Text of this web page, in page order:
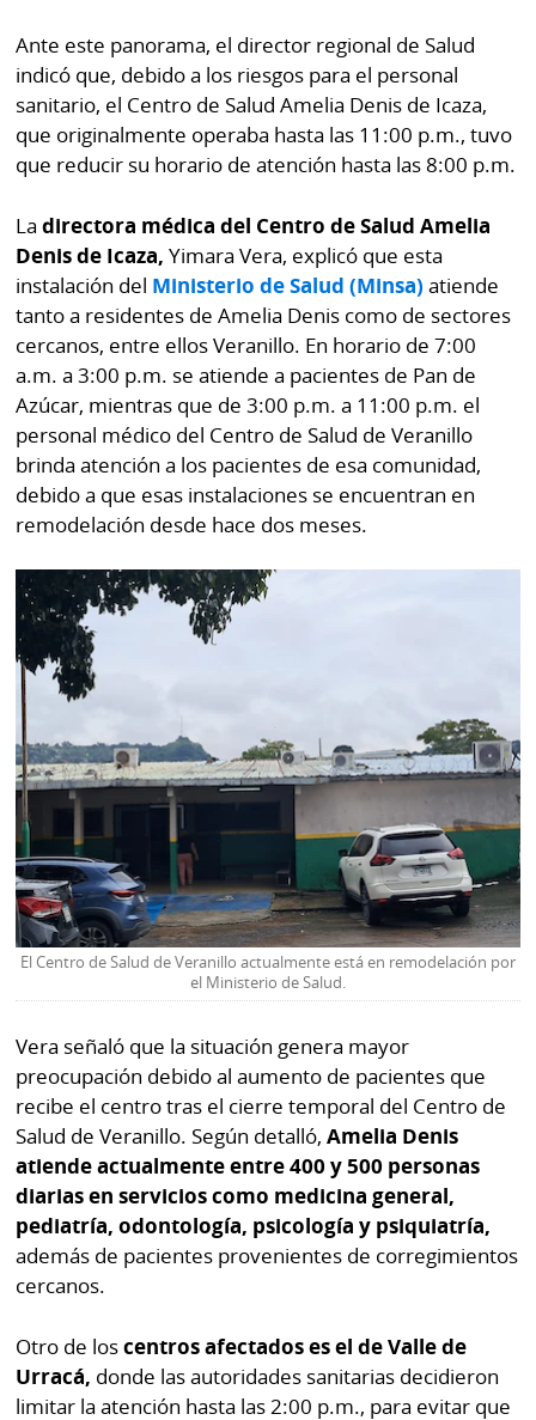
Ante este panorama, el director regional de Salud
indicó que, debido a los riesgos para el personal
sanitario, el Centro de Salud Amelia Denis de Icaza,
que originalmente operaba hasta las 11:00 p.m., tuvo
que reducir su horario de atención hasta las 8:00 p.m.
La directora médica del Centro de Salud Amelia
Denis de Icaza,Yimara Vera, explicó que esta
instalación del Ministerio de Salud (Minsa)atiende
tanto a residentes de Amelia Denis como de sectores
cercanos, entre ellos Veranillo. En horario de 7:00
a.m. a 3:00 p.m. se atiende a pacientes de Pan de
Azúcar, mientras que de 3:00 p.m. a 11:00 p.m. el
personal médico del Centro de Salud de Veranillo
brinda atención a los pacientes de esa comunidad,
debido a que esas instalaciones se encuentran en
remodelación desde hace dos meses.
El Centro de Salud de Veranillo actualmente está en remodelación por
el Ministerio de Salud.
Vera señaló que la situación genera mayor
preocupación debido al aumento de pacientes que
recibe el centro tras el cierre temporal del Centro de
Salud de Veranillo. Según detalló,Amelia Denis
atiende actualmente entre 400 y 500 personas
diarias en servicios como medicina general,
pediatría, odontología, psicología y psiquiatría,
además de pacientes provenientes de corregimientos
cercanos.
Otro de loscentros afectados es el de Valle de
Urracá, donde las autoridades sanitarias decidieron
limitar la atención hasta las 2:00 p.m., para evitar que